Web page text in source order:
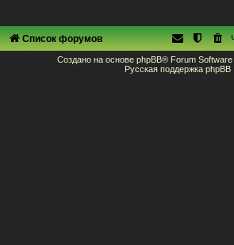
Список форумов
Создано на основе phpBB® Forum
Русская поддержка phpBB